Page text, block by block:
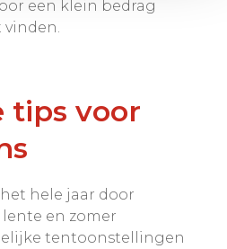
een klein bedrag
vinden.
tips voor
hele jaar door
lente en zomer
tentoonstellingen